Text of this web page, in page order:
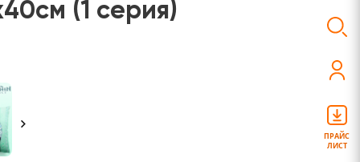
(1 серия)
ПРАЙС
ЛИСТ